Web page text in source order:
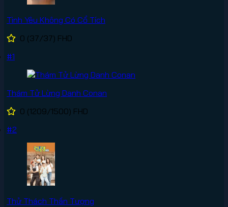
Tình Yêu Không Có Cổ Tích
0 (37/37) FHD
#1
Thám Tử Lừng Danh Conan
0 (1209/1500) FHD
#2
Thử Thách Thần Tượng